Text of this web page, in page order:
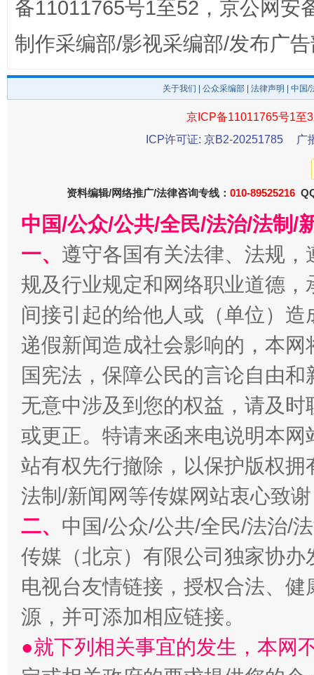
东山县通报“牛蛙产品抗生素超标问题” 法
千年窑火 生生不息 一
揭开“小金库”的免责幌子
备11011765号1至52，京公网安
制作采编部/影视采编部/发布广
关于我们 公众采编部 法律声明 | 中国
京ICP备11011765号1至
ICP许可证: 京B2-20251785
广
资料编辑/网络推广/法律咨询专线： 010-89525216
中国/公众/公共/全民/法治/法制/
一、 遵守各国有关法律、法规
规及行业规定和网络职业道德
间接引起的给他人或（单位）
递假新闻造成社会影响的，本
国宪法，保障公民的言论自由
无意中涉及到您的权益，请及
或更正。特请来函来电说明本
站有权先行撤除，以保护版权
法制/新闻网等传媒网站衷心致
二、 中国/公众/公共/全民/法治/
传媒（北京）有限公司独家协
电视台友情链接，授权合法、
源，并可添加相应链接。
●就下列相关事宜的发生，本网